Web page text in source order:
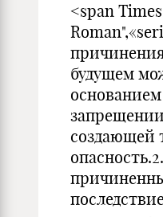
<span
будущем
создающей